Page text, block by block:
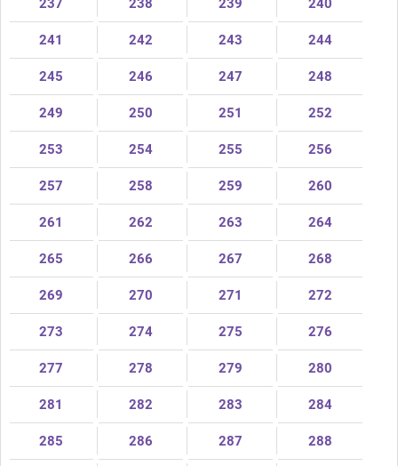
237 238 239 240
241 242 243 244
245 246 247 248
249 250 251 252
253 254 255 256
257 258 259 260
261 262 263 264
265 266 267 268
269 270 271 272
273 274 275 276
277 278 279 280
281 282 283 284
285 286 287 288